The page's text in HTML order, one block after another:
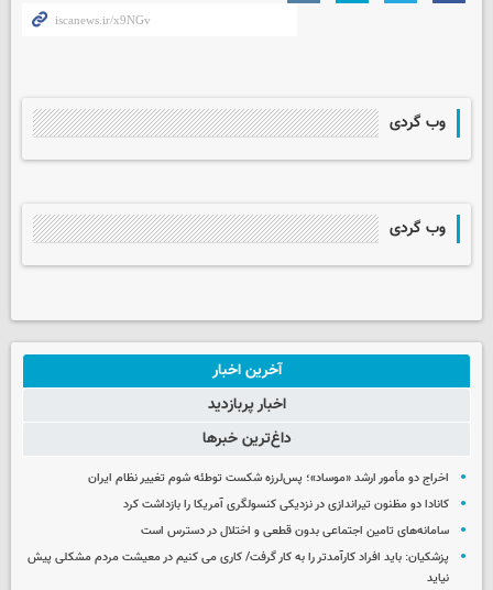
وب گردی
وب گردی
آخرین اخبار
اخبار پربازدید
داغ‌ترین خبرها
اخراج دو مأمور ارشد «موساد»؛ پس‌لرزه شکست توطئه شوم تغییر نظام ایران
کانادا دو مظنون تیراندازی در نزدیکی کنسولگری آمریکا را بازداشت کرد
سامانه‌های تامین اجتماعی بدون قطعی و اختلال در دسترس است
پزشکیان: باید افراد کارآمدتر را به کار گرفت/ کاری می کنیم در معیشت مردم مشکلی پیش
نیاید